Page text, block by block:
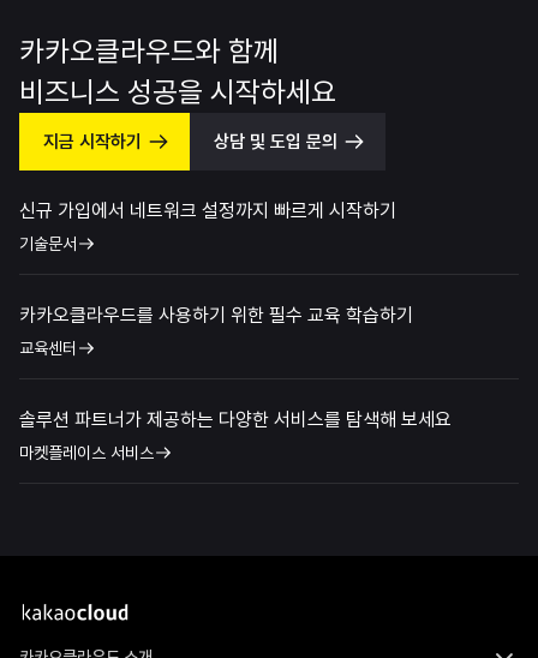
카카오클라우드와 함께
비즈니스 성공을 시작하세요
지금 시작하기 상담 및 도입 문의
신규 가입에서 네트워크 설정까지 빠르게 시작하기
기술문서
카카오클라우드를 사용하기 위한 필수 교육 학습하기
교육센터
솔루션 파트너가 제공하는 다양한 서비스를 탐색해 보세요
마켓플레이스 서비스